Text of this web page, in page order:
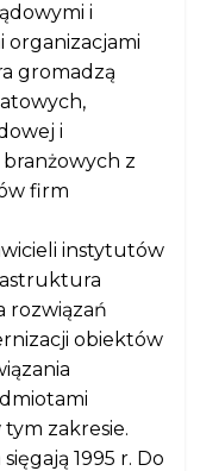
i
organizacjami
gromadzą
i
z
firm
instytutów
rozwiązań
obiektów
zakresie.
1995 r. Do